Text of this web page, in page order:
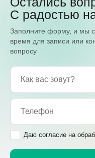
С радостью
Заполните форму, и мы
время для записи или
вопросу
Даю согласие на